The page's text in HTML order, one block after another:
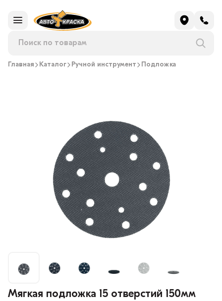
Главная Каталог Ручной инструмент Подложка
Мягкая подложка 15 отверстий 150мм